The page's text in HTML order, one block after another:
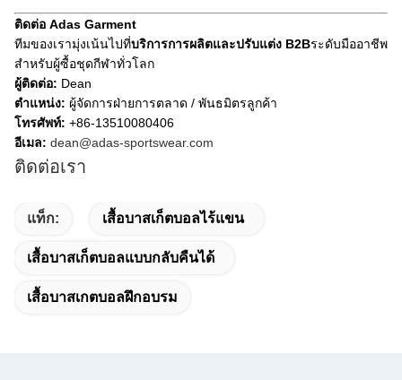
ติดต่อ Adas Garment
ทีมของเรามุ่งเน้นไปที่บริการการผลิตและปรับแต่ง B2Bระดับมืออาชีพ
สำหรับผู้ซื้อชุดกีฬาทั่วโลก
ผู้ติดต่อ: Dean
ตำแหน่ง: ผู้จัดการฝ่ายการตลาด / พันธมิตรลูกค้า
โทรศัพท์: +86-13510080406
อีเมล: dean@adas-sportswear.com
ติดต่อเรา
แท็ก: เสื้อบาสเก็ตบอลไร้แขน
เสื้อบาสเก็ตบอลแบบกลับคืนได้
เสื้อบาสเกตบอลฝึกอบรม